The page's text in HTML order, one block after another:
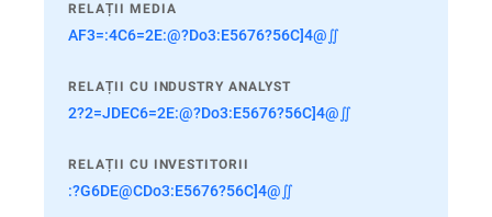
RELAȚII MEDIA
AF3=:4C6=2E:@?Do3:E5676?56C]4@∬
RELAȚII CU INDUSTRY ANALYST
2?2=JDEC6=2E:@?Do3:E5676?56C]4@∬
RELAȚII CU INVESTITORII
:?G6DE@CDo3:E5676?56C]4@∬